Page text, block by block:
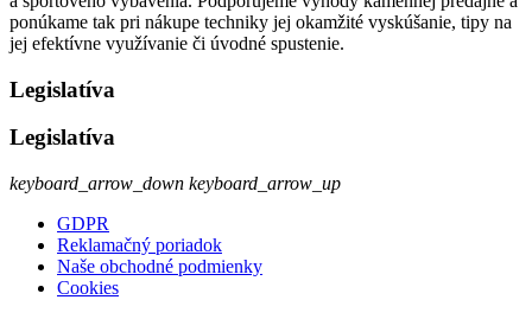
ponúkame tak pri nákupe techniky jej okamžité vyskúšanie, tipy na
jej efektívne využívanie či úvodné spustenie.
Legislatíva
Legislatíva
keyboard_arrow_down keyboard_arrow_up
GDPR
Reklamačný poriadok
Naše obchodné podmienky
Cookies